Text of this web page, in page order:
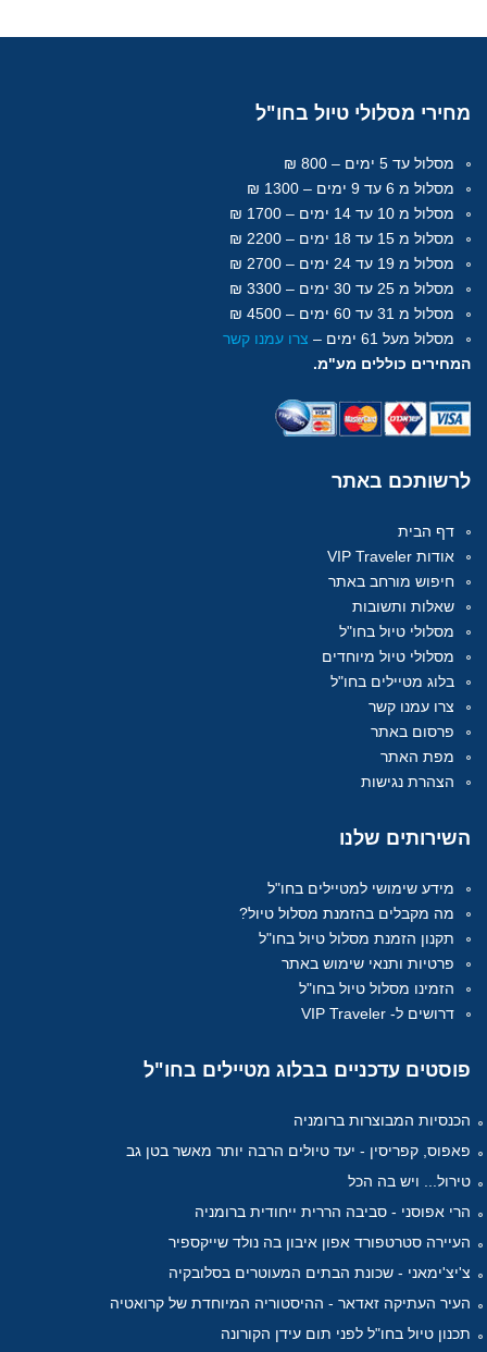
מחירי מסלולי טיול בחו"ל
מסלול עד 5 ימים – 800 ₪
מסלול מ 6 עד 9 ימים – 1300 ₪
מסלול מ 10 עד 14 ימים – 1700 ₪
מסלול מ 15 עד 18
ימים – 2200 ₪
מסלול מ 19 עד 24 ימים – 2700 ₪
מסלול מ 25 עד 30
ימים – 3300 ₪
מסלול מ 31 עד 60
ימים – 4500 ₪
מסלול מעל 61
ימים – צרו עמנו קשר
המחירים כוללים מע"מ.
לרשותכם באתר
דף הבית
אודות VIP Traveler
חיפוש מורחב באתר
שאלות ותשובות
מסלולי טיול בחו"ל
מסלולי טיול מיוחדים
בלוג מטיילים בחו"ל
צרו עמנו קשר
פרסום באתר
מפת האתר
הצהרת נגישות
השירותים שלנו
מידע שימושי למטיילים בחו"ל
מה מקבלים בהזמנת מסלול טיול?
תקנון הזמנת מסלול טיול בחו"ל
פרטיות ותנאי שימוש באתר
הזמינו מסלול טיול בחו"ל
דרושים ל- VIP Traveler
פוסטים עדכניים בבלוג מטיילים בחו"ל
הכנסיות המבוצרות ברומניה
פאפוס, קפריסין - יעד טיולים הרבה יותר מאשר בטן גב
טירול... ויש בה הכל
הרי אפוסני - סביבה הררית ייחודית ברומניה
העיירה סטרטפורד אפון איבון בה נולד שייקספיר
צ'יצ'ימאני - שכונת הבתים המעוטרים בסלובקיה
העיר העתיקה זאדאר - ההיסטוריה המיוחדת של קרואטיה
תכנון טיול בחו"ל לפני תום עידן הקורונה